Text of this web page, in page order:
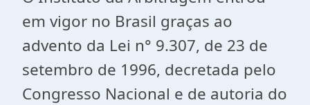
em vigor no Brasil graças ao
advento da Lei n° 9.307, de 23 de
setembro de 1996, decretada pelo
Congresso Nacional e de autoria do